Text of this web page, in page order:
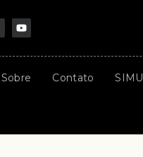
Sobre Contato